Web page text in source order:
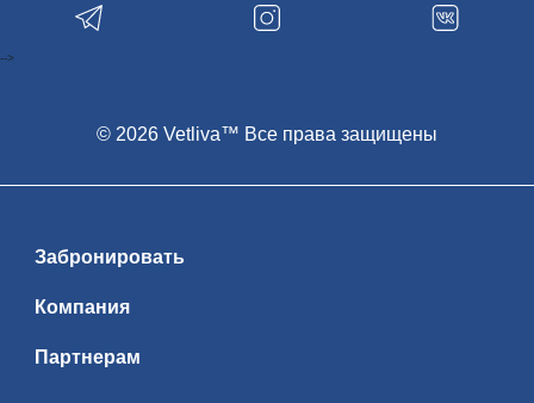
Забронировать
Компания
Партнерам
© 2026 Vetliva™ Все права защищены
-->